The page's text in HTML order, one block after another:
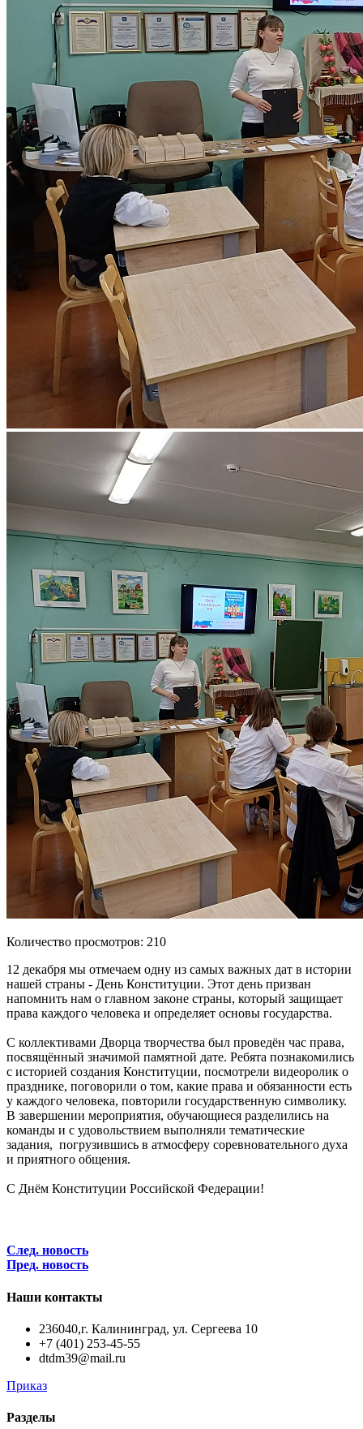
Количество просмотров: 210
12 декабря мы отмечаем одну из самых важных дат в истории
нашей страны - День Конституции. Этот день призван
напомнить нам о главном законе страны, который защищает
права каждого человека и определяет основы государства.
С коллективами Дворца творчества был проведён час права,
посвящённый значимой памятной дате. Ребята познакомились
с историей создания Конституции, посмотрели видеоролик о
празднике, поговорили о том, какие права и обязанности есть
у каждого человека, повторили государственную символику.
В завершении мероприятия, обучающиеся разделились на
команды и с удовольствием выполняли тематические
задания, погрузившись в атмосферу соревновательного духа
и приятного общения.
С Днём Конституции Российской Федерации!
След. новость
Пред. новость
Наши контакты
236040,г. Калининград, ул. Сергеева 10
+7 (401) 253-45-55
dtdm39@mail.ru
Приказ
Разделы